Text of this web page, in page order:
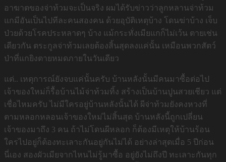
อาฆาตของจ่าท้วมจะเป็นจริง ผมได้รับข่าวว่าลูกหลานจ่าท้วม
แกมีอันเป็นไปทีละคนสองคน ด้วยอุบัติเหตุบ้าง โดนฆ่าบ้าง เจ็บ
ป่วยด้วยโรคประหลาดๆ บ้าง แม้กระทั่งเมียแกก็ไม่เว้น ตายเช่น
เดียวกัน ตระกูลจ่าท้วมเลยต้องสิ้นสุดลงแค่นั้น เหมือนพวกสัตว์
ป่าที่แกยิงตายหมดภายในวันเดียว
แต่.. เหตุการณ์ยังจบแค่นั้นครับ บ้านหลังนั้นมีคนมาซื้อต่อไป
เจ้าของใหม่ก็รื้อบ้านไม้จ่าท้วมทิ้ง สร้างเป็นบ้านปูนสวยเชียว แต่
เชื่อไหมครับ ไม่มีใครอยู่บ้านหลังนั้นได้ ผีจ่าท้วมยังคงหวงที่
ตามหลอกหลอนเจ้าของใหม่ไม่สิ้นสุด บ้านหลังนี้ถูกเปลี่ยน
เจ้าของมาถึง 3 คน ถ้าไม่โดนผีหลอก ก็ต้องมีเหตุให้บ้านร้อน
ใครไปอยู่ก็ต้องทะเลาะกันอยู่กันไม่ได้ อย่างล่าสุดเมื่อ 5 ปีก่อน
นี่เอง สองผัวเมียจากไหนไม่รู้มาซื้อ อยู่ยังไม่ถึงปี ทะเลาะกันทุก